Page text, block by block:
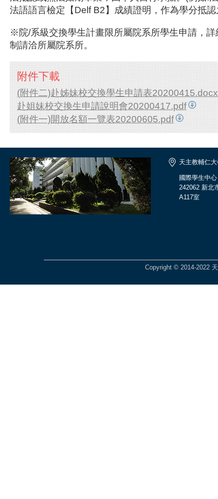
法語語言檢定【Delf B2】成績證明，作為學分抵
※院/系級交換學生計畫限所屬院系所學生申請，
制請洽所屬院系所。
附件下載
(附件二)赴姊妹校交換學生申請表20200415.docx
赴姐妹校交換生申請說明會20200417.pdf
(附件一)開放名額一覽表20200605.pdf
天主教輔仁
國際學生中心
242062 新北
A117室
Copyright © 2014-2022